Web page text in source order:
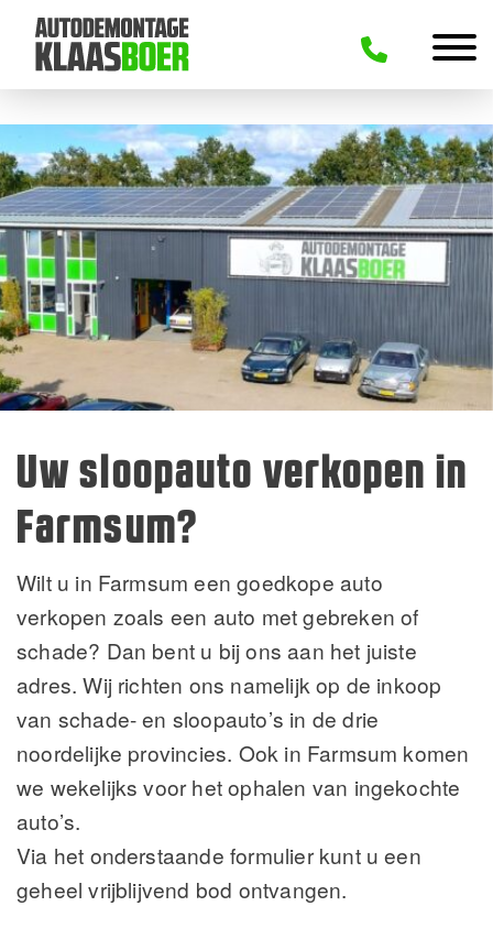
Uw sloopauto verkopen in
Farmsum?
Wilt u in Farmsum een goedkope auto
verkopen zoals een auto met gebreken of
schade? Dan bent u bij ons aan het juiste
adres. Wij richten ons namelijk op de inkoop
van schade- en sloopauto’s in de drie
noordelijke provincies. Ook in Farmsum komen
we wekelijks voor het ophalen van ingekochte
auto’s.
Via het onderstaande formulier kunt u een
geheel vrijblijvend bod ontvangen.